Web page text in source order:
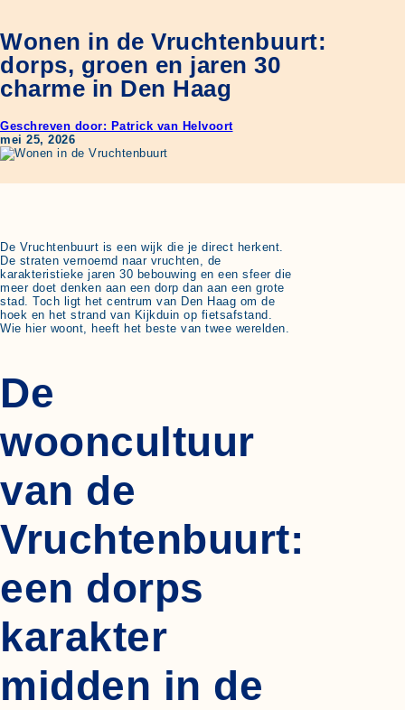
Wonen in de Vruchtenbuurt:
dorps, groen en jaren 30
charme in Den Haag
Geschreven door: Patrick van Helvoort
mei 25, 2026
De Vruchtenbuurt is een wijk die je direct herkent.
De straten vernoemd naar vruchten, de
karakteristieke jaren 30 bebouwing en een sfeer die
meer doet denken aan een dorp dan aan een grote
stad. Toch ligt het centrum van Den Haag om de
hoek en het strand van Kijkduin op fietsafstand.
Wie hier woont, heeft het beste van twee werelden.
De
wooncultuur
van de
Vruchtenbuurt:
een dorps
karakter
midden in de